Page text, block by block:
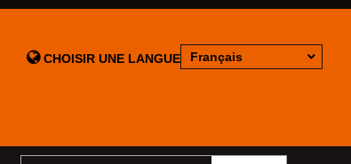
CHOISIR UNE LANGUE Français